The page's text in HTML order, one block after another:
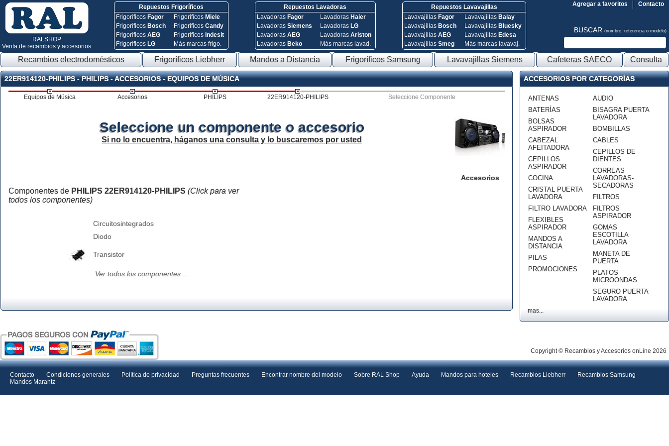
RALSHOP
Venta de recambios y accesorios
Repuestos Frigoríficos
Frigoríficos Fagor
Frigoríficos Bosch
FrigoríficosAEG
Frigoríficos LG
Frigoríficos Miele
FrigoríficosCandy
Frigoríficos Indesit
Más marcas frigo.
Repuestos Lavadoras
Lavadoras Fagor
Lavadoras Siemens
Lavadoras AEG
Lavadoras Beko
Lavadoras Haier
Lavadoras LG
Lavadoras Ariston
Más marcas lavad.
Repuestos Lavavajillas
Lavavajillas Fagor
Lavavajillas Bosch
Lavavajillas AEG
Lavavajillas Smeg
Lavavajillas Balay
Lavavajillas Bluesky
Lavavajillas Edesa
Más marcas lavavaj.
Contacto
Agregar a favoritos
BUSCAR (nombre, referencia o modelo)
Recambios electrodomésticos Frigoríficos Liebherr Mandos a Distancia Frigoríficos Samsung Lavavajillas Siemens Cafeteras SAECO Consulta
22ER914120-PHILIPS - PHILIPS - ACCESORIOS - EQUIPOS DE MÚSICA
Equipos de Música Accesorios PHILIPS 22ER914120-PHILIPS Seleccione Componente
Accesorios
Seleccione un componente o accesorio
Si no lo encuentra, háganos una consulta y lo buscaremos por usted
Componentes de PHILIPS 22ER914120-PHILIPS (Click para ver
todos los componentes)
Circuitosintegrados
Diodo
Transistor
Ver todos los componentes ...
ACCESORIOS POR CATEGORÍAS
ANTENAS
BATERÍAS
BOLSAS
ASPIRADOR
CABEZAL
AFEITADORA
CEPILLOS
ASPIRADOR
COCINA
CRISTAL PUERTA
LAVADORA
FILTRO LAVADORA
FLEXIBLES
ASPIRADOR
MANDOS A
DISTANCIA
PILAS
PROMOCIONES
AUDIO
BISAGRA PUERTA
LAVADORA
BOMBILLAS
CABLES
CEPILLOS DE
DIENTES
CORREAS
LAVADORAS-
SECADORAS
FILTROS
FILTROS
ASPIRADOR
GOMAS
ESCOTILLA
LAVADORA
MANETA DE
PUERTA
PLATOS
MICROONDAS
SEGURO PUERTA
LAVADORA
mas...
Copyright © Recambios y Accesorios onLine 2026
Contacto Condiciones generales Política de privacidad Preguntas frecuentes Encontrar nombre del modelo Sobre RAL Shop Ayuda Mandos para hoteles Recambios Liebherr
Recambios Samsung
Mandos Marantz